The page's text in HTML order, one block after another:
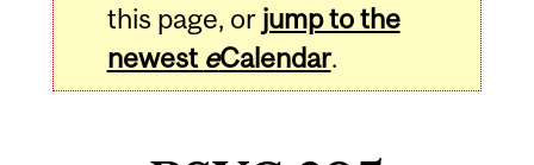
this page, or jump to the
newest eCalendar.